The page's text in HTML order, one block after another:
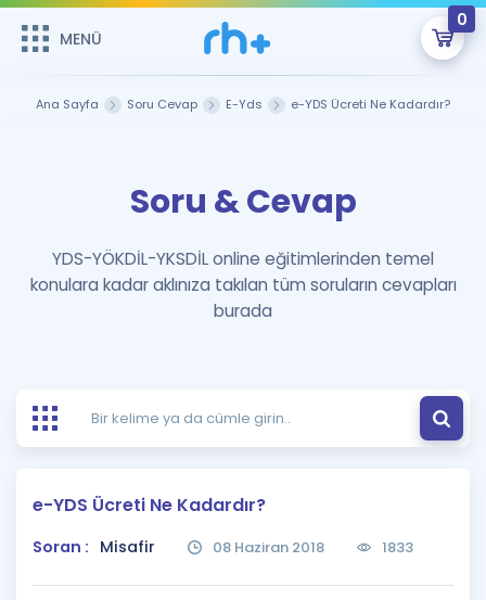
MENÜ
0
Şifremi Hatırlamıyorum
GİRİŞ YAP
Remzi Hoca ile seni sınava hazırlayacak onlarca eğitim seni
bekliyor!
MENÜ
Çalışma Paketleri
Kitaplar ve Kaynaklar
Ücretsiz Kaynaklar
Puan Hesaplama
Rehberlik Aracı
Blog
İngilizce Gramer
Hakkımızda
Ana Sayfa Soru Cevap E-Yds e-YDS Ücreti Ne Kadardır?
Soru & Cevap
YDS-YÖKDİL-YKSDİL online eğitimlerinden temel
konulara kadar aklınıza takılan tüm soruların cevapları
burada
e-YDS Ücreti Ne Kadardır?
Soran : Misafir 08 Haziran 2018 1833